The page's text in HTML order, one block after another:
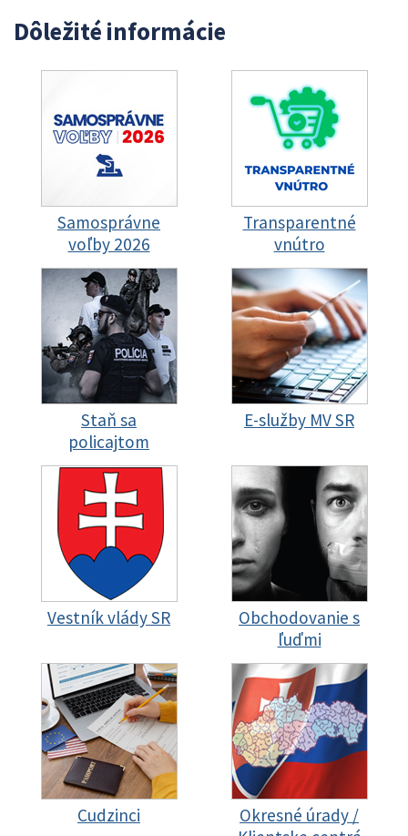
Dôležité informácie
Samosprávne
voľby 2026
Transparentné
vnútro
Staň sa
policajtom
E-služby MV SR
Vestník vlády SR
Obchodovanie s
ľuďmi
Cudzinci
Okresné úrady /